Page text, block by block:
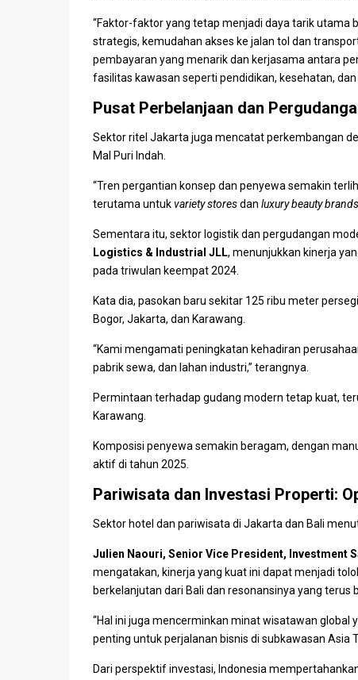
“Faktor-faktor yang tetap menjadi daya tarik utama
strategis, kemudahan akses ke jalan tol dan
pembayaran yang menarik dan kerjasama antara
fasilitas kawasan seperti pendidikan, kesehatan,
Pusat Perbelanjaan dan
Sektorritel Jakarta juga mencatat perkembangan
Mal Puri Indah.
“Tren pergantian konsep dan penyewa semakin
terutama untukvariety storesdan luxury beauty brands
Sementara itu, sektor logistik dan pergudangan
Logistics & Industrial JLL, menunjukkan kinerja
pada triwulan keempat 2024.
Kata dia, pasokan baru sekitar 125 ribu meter
Bogor, Jakarta, dan Karawang
“Kami mengamati peningkatan kehadiran
pabrik sewa, dan lahan industri,” terangnya.
Permintaan terhadap gudang modern tetap kuat,
Karawang.
Komposisi penyewa semakin beragam, dengan
aktif di tahun 2025.
Pariwisata dan Investasi Properti:
Sektor hotel dan pariwisata di Jakarta dan Bali
Julien Naouri, Senior Vice President, Investment
mengatakan, kinerja yang kuat ini dapat menjadi
berkelanjutan dari Bali dan resonansinya yang terus
“Hal ini juga mencerminkan minat wisatawan
penting untuk perjalanan bisnis di subkawasan Asia
Dari perspektif investasi, Indonesia